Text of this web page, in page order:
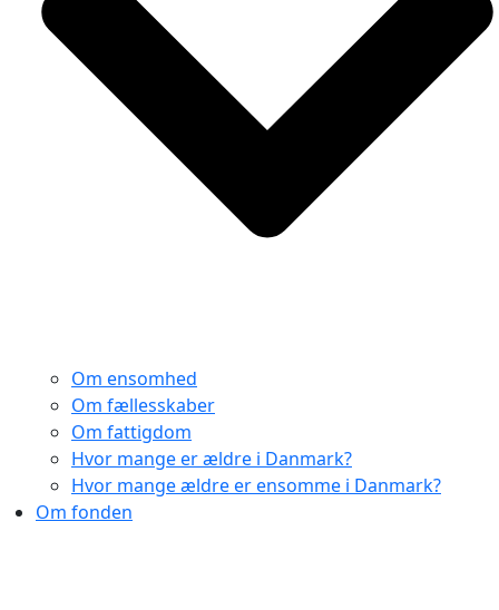
Om ensomhed
Om fællesskaber
Om fattigdom
Hvor mange er ældre i Danmark?
Hvor mange ældre er ensomme i Danmark?
Om fonden